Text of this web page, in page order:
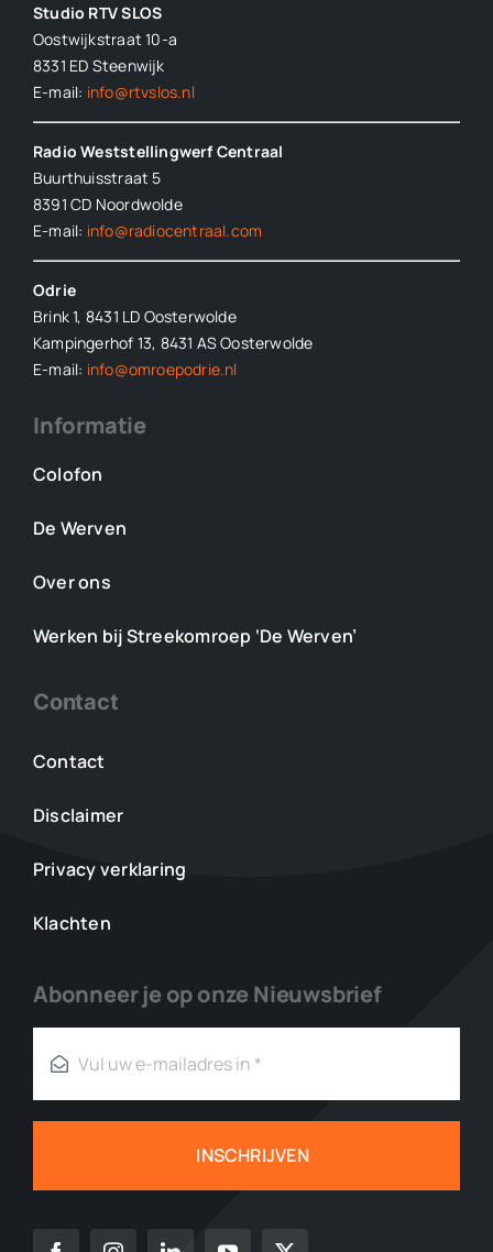
Studio RTV SLOS
Oostwijkstraat 10-a
8331 ED Steenwijk
E-mail: info@rtvslos.nl
Radio Weststellingwerf Centraal
Buurthuisstraat 5
8391 CD Noordwolde
E-mail: info@radiocentraal.com
Odrie
Brink 1, 8431 LD Oosterwolde
Kampingerhof 13, 8431 AS Oosterwolde
E-mail: info@omroepodrie.nl
Informatie
Colofon
De Werven
Over ons
Werken bij Streekomroep ‘De Werven’
Contact
Contact
Disclaimer
Privacy verklaring
Klachten
Abonneer je op onze Nieuwsbrief
INSCHRIJVEN